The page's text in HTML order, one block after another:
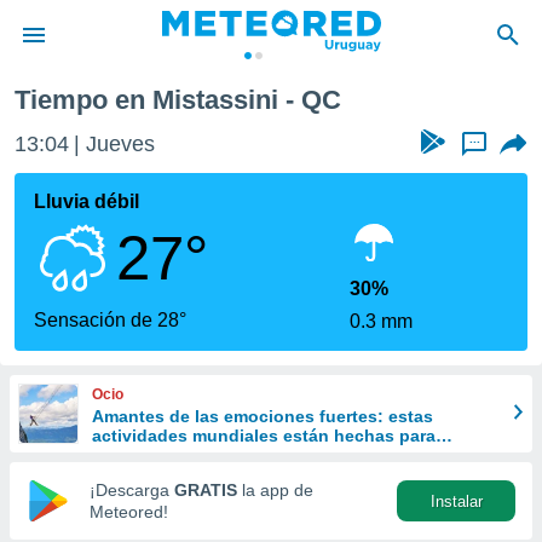
de
ha
para
que se
calidad.
a este
las
y
forma
digital
basada
Tiempo en Mistassini - QC
13:04 Jueves ...
Lluvia débil
27°
Sensación de 28°
30%
0.3 mm
Ocio
Amantes de las emociones fuertes: estas
actividades mundiales están hechas para
¡Descarga GRATIS la app de
Meteored!
Instalar